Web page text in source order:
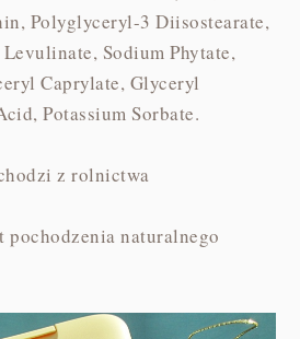
Polyglyceryl-3 Diisostearate,
Sodium Phytate,
Caprylate, Glyceryl
Potassium Sorbate.
z rolnictwa
pochodzenia naturalnego